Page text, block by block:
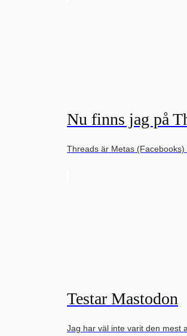
Nu finns jag på
Threads är Metas
Testar Mastodon
Jag har väl inte varit den mest